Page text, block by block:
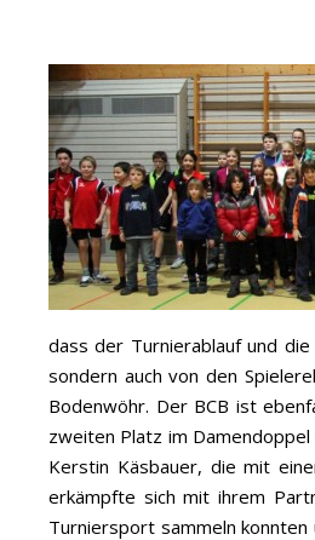
dass der Turnierablauf und
sondern auch von den
Bodenwöhr. Der BCB ist
zweiten Platz im
Kerstin Käsbauer, die mit
erkämpfte sich mit ihrem
Turniersport sammeln konnten